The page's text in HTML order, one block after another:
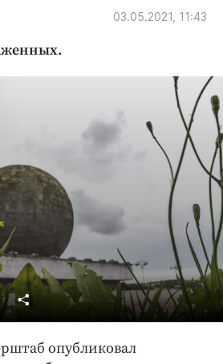
и ЖКХ
03.05.2021, 11:43
опубликовал